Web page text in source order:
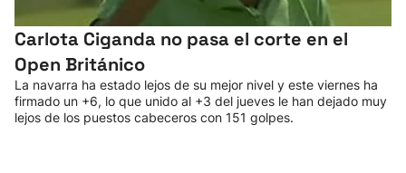
Carlota Ciganda no pasa el corte en el
Open Británico
La navarra ha estado lejos de su mejor nivel y este viernes ha
firmado un +6, lo que unido al +3 del jueves le han dejado muy
lejos de los puestos cabeceros con 151 golpes.